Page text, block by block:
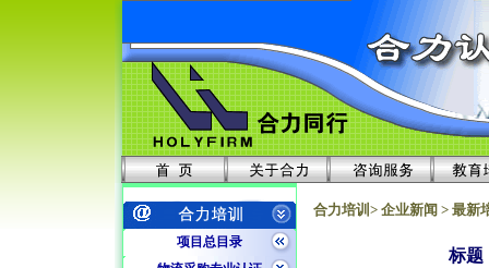
项目总目录
合力培训> 企业新闻 > 最新
标题